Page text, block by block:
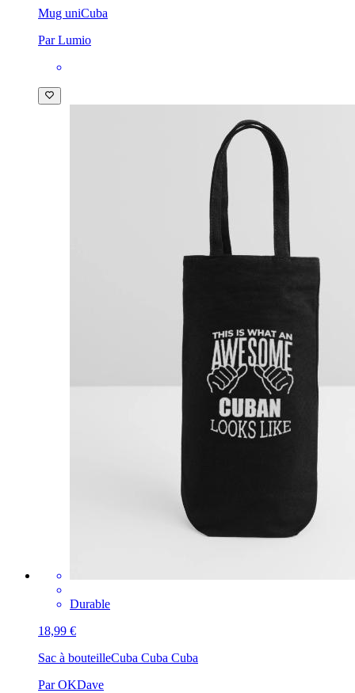
Mug uniCuba
Par Lumio
Durable
18,99 €
Sac à bouteilleCuba Cuba Cuba
Par OKDave